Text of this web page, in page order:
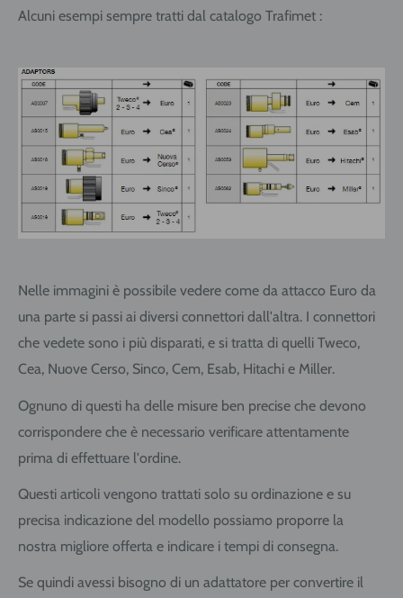
Alcuni esempi sempre tratti dal catalogo Trafimet :
Nelle immagini è possibile vedere come da attacco Euro da
una parte si passi ai diversi connettori dall'altra. I connettori
che vedete sono i più disparati, e si tratta di quelli Tweco,
Cea, Nuove Cerso, Sinco, Cem, Esab, Hitachi e Miller.
Ognuno di questi ha delle misure ben precise che devono
corrispondere che è necessario verificare attentamente
prima di effettuare l'ordine.
Questi articoli vengono trattati solo su ordinazione e su
precisa indicazione del modello possiamo proporre la
nostra migliore offerta e indicare i tempi di consegna.
Se quindi avessi bisogno di un adattatore per convertire il